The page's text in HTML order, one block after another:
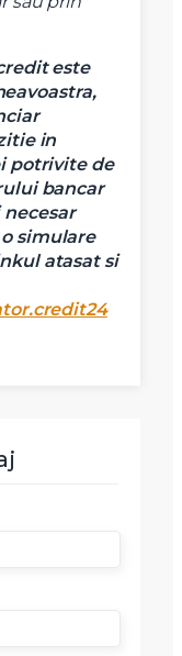
este
in
potrivite de
bancar
simulare
atasat si